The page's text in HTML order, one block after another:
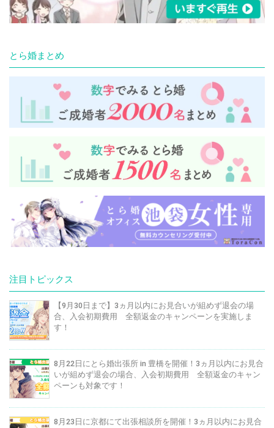
とら婚まとめ
注目トピックス
【9月30日まで】3ヵ月以内にお見合いが組めず退会の場
合、入会初期費用 全額返金のキャンペーンを実施しま
す！
8月22日にとら婚出張所 in 豊橋を開催！3ヵ月以内にお見合
いが組めず退会の場合、入会初期費用 全額返金のキャン
ペーンも対象です！
8月23日に京都にて出張相談所を開催！3ヵ月以内にお見合